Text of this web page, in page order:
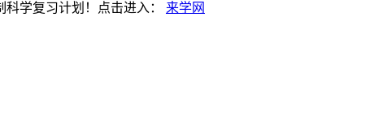
学复习计划！点击进入： 来学网